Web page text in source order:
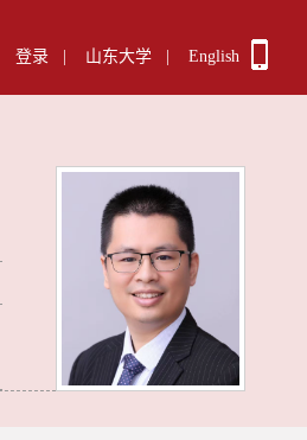
登录 山东大学 English